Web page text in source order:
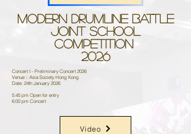
Modern Drumline Battle
Joint School
Competition
2026
Concert I - Preliminary Concert 2026
Venue：Asia Society Hong Kong
Date: 24th January 2026
5:45 pm Open for entry
6:00 pm Concert
Video